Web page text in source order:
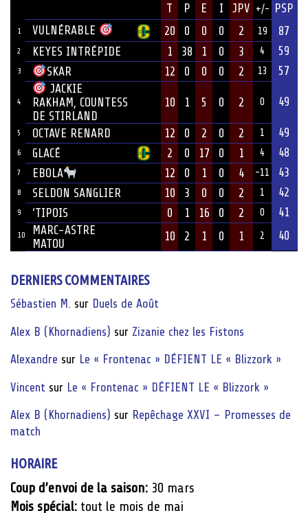
T P E I JPV +/- PSP
1 VULNÉRABLE 20 0 0 0 2 19 87
2 KEYES INTRÉPIDE 1 38 1 0 3 4 59
3 SKAR 12 0 0 0 2 13 57
4
JACKIE
RAKHAM, COUNTESS
DE STIRLAND
10 1 5 0 2 0 49
5 OCTAVE RENARD 12 0 2 0 2 1 49
6 GLACÉ 2 0 17 0 1 4 48
7 EBOLA 12 0 1 0 4 -11 43
8 SELDON SANGLIER 10 3 0 0 2 1 42
9 ‘TIPOIS 0 1 16 0 2 0 41
10
MARC-ASTRE
MATOU
10 2 1 0 1 2 40
DERNIERS COMMENTAIRES
Sébastien M. sur Duels de Août
Alex B (Khornadiens) sur Zizanie chez les Fistons
Alexandre sur Le « Frontenac » DÉFIENT LE « Blizzork »
Vincent sur Le « Frontenac » DÉFIENT LE « Blizzork »
Alex B (Khornadiens) sur Repêchage XXVI – Promesses de
match
HORAIRE
Coup d’envoi de la saison: 30 mars
Mois spécial: tout le mois de mai